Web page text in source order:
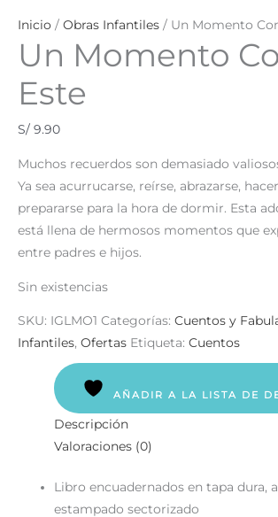
Inicio / Obras Infantiles / Un Momento
Un Momento
Este
S/ 9.90
Muchos recuerdos son demasiado
Ya sea acurrucarse, reírse, abrazarse,
prepararse para la hora de dormir. Esta
está llena de hermosos momentos que
entre padres e hijos.
Sin existencias
SKU: IGLMO1 Categorías: Cuentos y
Infantiles, Ofertas Etiqueta: Cuentos
AÑADIR A LA LISTA DE
Descripción
Valoraciones (0)
Libro encuadernados en tapa dura,
estampado sectorizado